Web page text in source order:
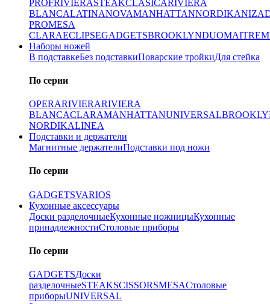
PROFRIVIERASTEAKCLASICARIVIERA
BLANCALATINANOVAMANHATTANNORDIKANIZA
PROMESA
CLARAECLIPSEGADGETSBROOKLYNDUOMAITRE
Наборы ножей
В подставкеБез подставкиПоварские тройкиДля стейка
По серии
OPERARIVIERARIVIERA
BLANCACLARAMANHATTANUNIVERSAL
NORDIKALINEA
Подставки и держатели
Магнитные держателиПодставки под ножи
По серии
GADGETSVARIOS
Кухонные аксессуары
Доски разделочныеКухонные ножницыКухонные
принадлежностиСтоловые приборы
По серии
GADGETSДоски
разделочныеSTEAKSCISSORSMESAСтоловые
приборыUNIVERSAL